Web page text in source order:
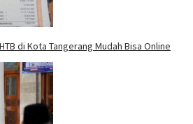
di Kota Tangerang Mudah Bisa Online